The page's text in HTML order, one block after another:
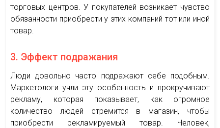
торговых центров. У покупателей возникает чувство
обязанности приобрести у этих компаний тот или иной
товар.
3. Эффект подражания
Люди довольно часто подражают себе подобным.
Маркетологи учли эту особенность и прокручивают
рекламу, которая показывает, как огромное
количество людей стремится в магазин, чтобы
приобрести рекламируемый товар. Человек,